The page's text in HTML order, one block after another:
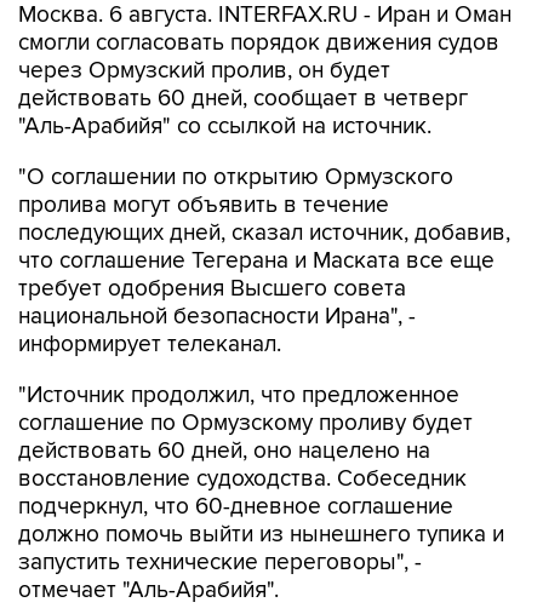
Москва. 6 августа. INTERFAX.RU - Иран и Оман
смогли согласовать порядок движения судов
через Ормузский пролив, он будет
действовать 60 дней, сообщает в четверг
"Аль-Арабийя" со ссылкой на источник.
"О соглашении по открытию Ормузского
пролива могут объявить в течение
последующих дней, сказал источник, добавив,
что соглашение Тегерана и Маската все еще
требует одобрения Высшего совета
национальной безопасности Ирана", -
информирует телеканал.
"Источник продолжил, что предложенное
соглашение по Ормузскому проливу будет
действовать 60 дней, оно нацелено на
восстановление судоходства. Собеседник
подчеркнул, что 60-дневное соглашение
должно помочь выйти из нынешнего тупика и
запустить технические переговоры", -
отмечает "Аль-Арабийя".